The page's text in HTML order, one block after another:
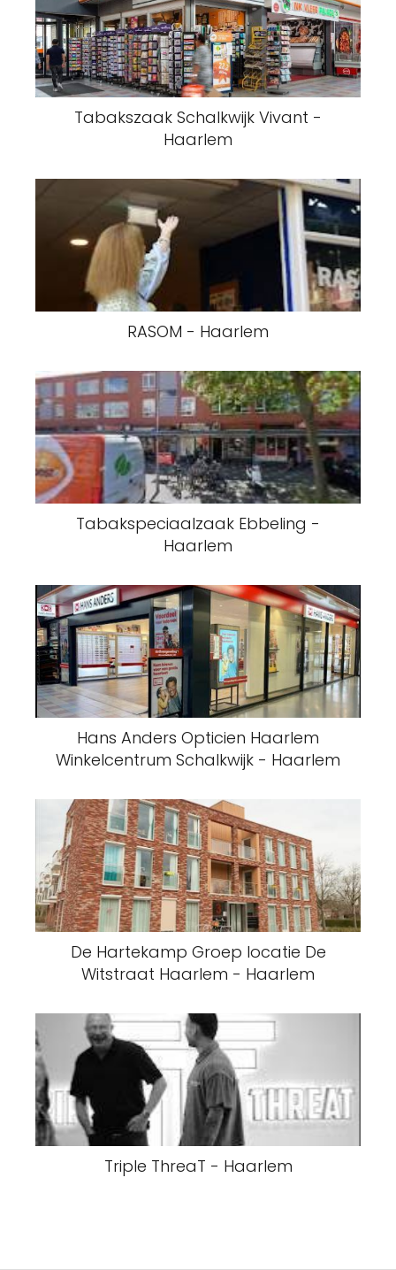
Tabakszaak Schalkwijk Vivant -
Haarlem
RASOM - Haarlem
Tabakspeciaalzaak Ebbeling -
Haarlem
Hans Anders Opticien Haarlem
Winkelcentrum Schalkwijk - Haarlem
De Hartekamp Groep locatie De
Witstraat Haarlem - Haarlem
Triple ThreaT - Haarlem